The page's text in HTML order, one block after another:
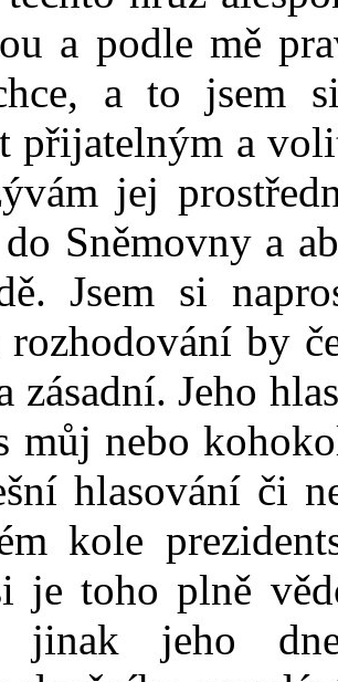
a podle mě
a to jsem
přijatelným a
jej
Sněmovny a
Jsem si
rozhodování by
zásadní. Jeho
můj nebo
hlasování či
kole
je toho plně
jinak jeho